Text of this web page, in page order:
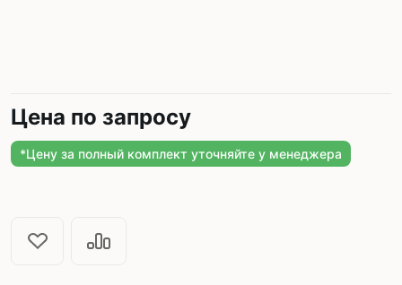
Цена по запросу
*Цену за полный комплект уточняйте у менеджера